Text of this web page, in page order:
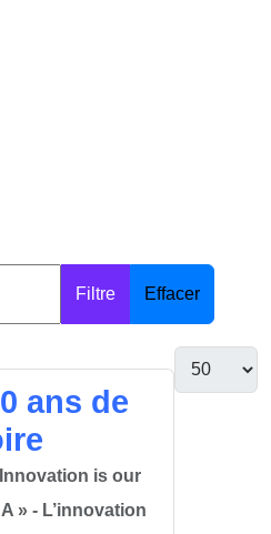
Filtre Effacer
ans de
is our
» - L’innovation